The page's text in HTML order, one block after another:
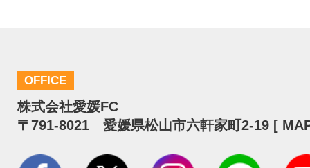
OFFICE
株式会社愛媛FC
〒791-8021 愛媛県松山市六軒家町2-19 [